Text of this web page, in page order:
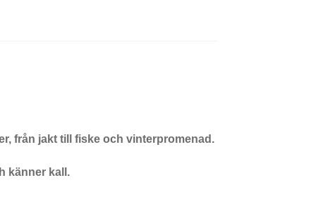
från jakt till fiske och vinterpromenad.
känner kall.